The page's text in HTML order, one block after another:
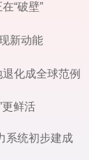
“破壁”
新动能
化成全球范例
更鲜活
系统初步建成